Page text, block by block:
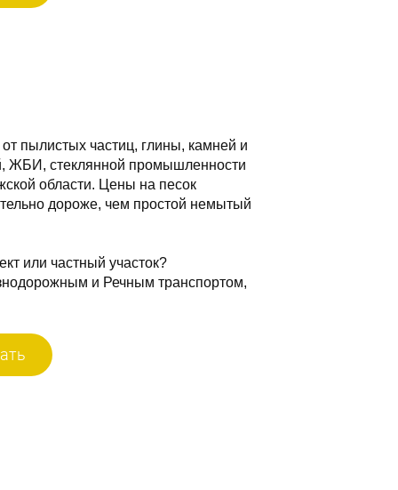
пылистых частиц, глины, камней и
ЖБИ, стеклянной промышленности
области. Цены на песок
дороже, чем простой немытый
или частный участок?
и Речным транспортом,